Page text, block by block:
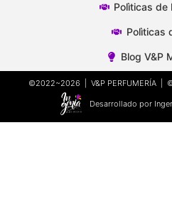
Polìticas de
Polìticas
Blog V&P
©2022~2026 | V&P PERFUMERÍA |
Desarrollado por